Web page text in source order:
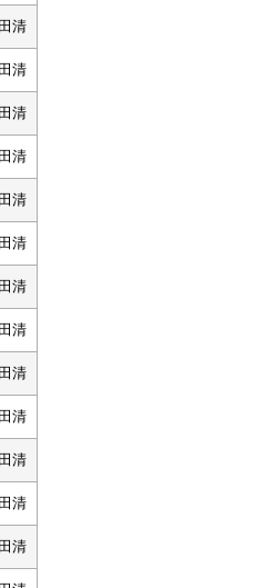
清
清
清
清
清
清
清
清
清
清
清
清
清